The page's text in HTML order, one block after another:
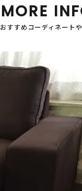
MORE
おすすめコーディネート